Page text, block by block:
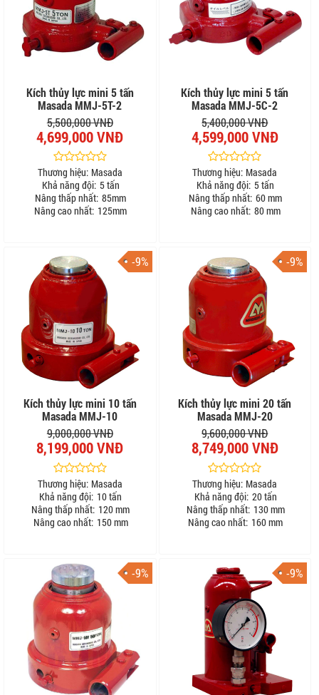
Kích thủy lực mini 5 tấn
Masada MMJ-5T-2
5,500,000 VNĐ
4,699,000 VNĐ
Thương hiệu: Masada
Khả năng đội: 5 tấn
Nâng thấp nhất: 85mm
Nâng cao nhất: 125mm
Kích thủy lực mini 5 tấn
Masada MMJ-5C-2
5,400,000 VNĐ
4,599,000 VNĐ
Thương hiệu: Masada
Khả năng đội: 5 tấn
Nâng thấp nhất: 60 mm
Nâng cao nhất: 80 mm
-9%
Kích thủy lực mini 10 tấn
Masada MMJ-10
9,000,000 VNĐ
8,199,000 VNĐ
Thương hiệu: Masada
Khả năng đội: 10 tấn
Nâng thấp nhất: 120 mm
Nâng cao nhất: 150 mm
-9%
Kích thủy lực mini 20 tấn
Masada MMJ-20
9,600,000 VNĐ
8,749,000 VNĐ
Thương hiệu: Masada
Khả năng đội: 20 tấn
Nâng thấp nhất: 130 mm
Nâng cao nhất: 160 mm
-9% -9%